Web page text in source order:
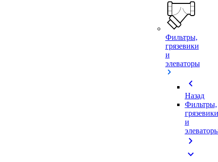
Фильтры,
грязевики
и
элеваторы
chevron_left
Назад
Фильтры,
грязевики
и
chevron_right
expand_more